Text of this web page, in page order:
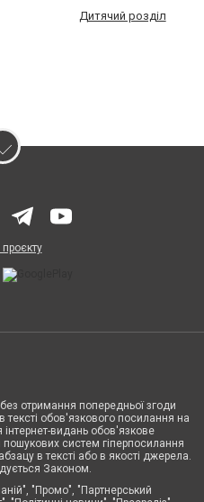
Дитячий розділ
отримання попередньої згоди
обов'язкового посилання на
інтернет-видань обов'язкове
систем гіперпосилання
в тексті або в якості джерела.
Законом.
"Промо", "Партнерський